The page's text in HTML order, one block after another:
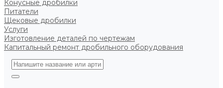
Конусные дробилки
Питатели
Щековые дробилки
Услуги
Изготовление деталей по чертежам
Капитальный ремонт дробильного оборудования